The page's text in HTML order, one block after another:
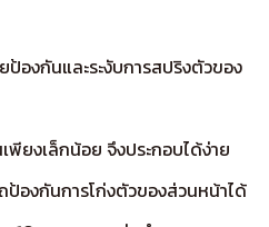
องกันและระงับการสปริงตัวของ
พียงเล็กน้อย จึงประกอบได้ง่าย
องกันการโก่งตัวของส่วนหน้าได้